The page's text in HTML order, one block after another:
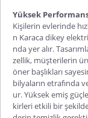
Yüksek
Kişilerin evlerinde
n Karaca dikey
nda yer alır.
zellik, müşterilerin
öner başlıkları
bilyaların etrafında
ur. Yüksek emiş
kirleri etkili bir